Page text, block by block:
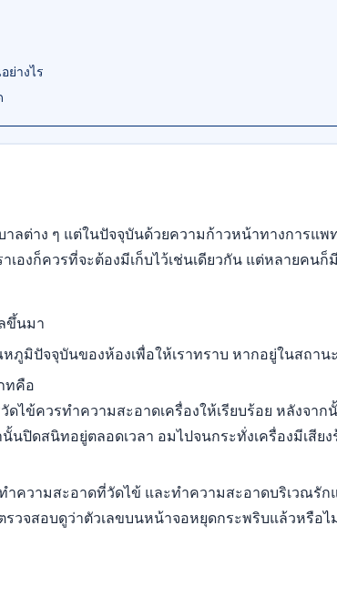
ย่างไร
ต่าง ๆ แต่ในปัจจุบันด้วยความก้าวหน้าทางการแพ
เองก็ควรที่จะต้องมีเก็บไว้เช่นเดียวกัน แต่หลายค
ขึ้นมา
มิปัจจุบันของห้องเพื่อให้เราทราบ หากอยู่ในสถา
ทคือ
ดไข้ควรทำความสะอาดเครื่องให้เรียบร้อย หลังจ
นั้นปิดสนิทอยู่ตลอดเวลา อมไปจนกระทั่งเครื่องมีเ
ำความสะอาดที่วัดไข้ และทำความสะอาดบริเวณรั
วจสอบดูว่าตัวเลขบนหน้าจอหยุดกระพริบแล้วหรื